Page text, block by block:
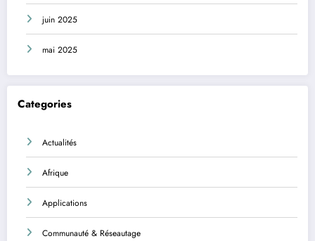
juin 2025
mai 2025
Categories
Actualités
Afrique
Applications
Communauté & Réseautage